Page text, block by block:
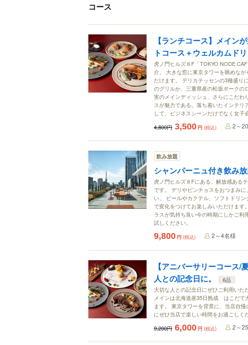
コース
【ランチコース】メイン
トコース＋ウェルカムド
虎ノ門ヒルズ８F「TOKYO NODE
介。 大きな窓に東京タワーを眺めな
だけます。 デリカテッセンの3種盛り
のグリルか、三重県産の松坂ポークの
実のメインディッシュ、さらにこだわ
スが魅力である。落ち着いたインテリ
して、ビジネスシーンだけでなく女子
4,800円 3,500 円 (税込) 2～
飲み放題
シャンパーニュ付き飲み
虎ノ門ヒルズ８Fにある、解放感ある
です。 デリやピンチョスをおつまみ
い。 ビールやカクテル、ソフトドリ
で変化をつけてお楽しみいただけます
ラスが気持ち良い今の時期にしかご利
試しください。
9,800 円 (税込) 2～4名様
【アニバーサリーコース/
人との記念日に。
6品
大切な人との記念日にぜひご利用いた
メインは北海道産35日熟成 はこだて
ます。 東京タワーを背景に、当店自
にぜひ当店で楽しい時間をお過ごしく
9,200円 6,000 円 (税込) 2～